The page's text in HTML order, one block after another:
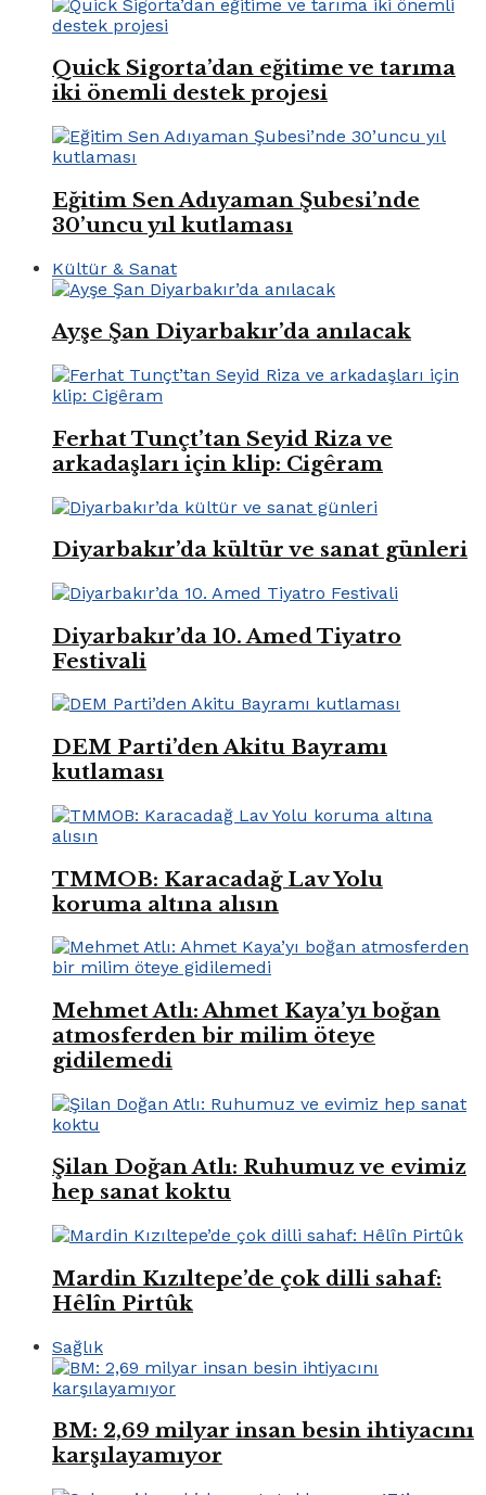
Quick Sigorta’dan eğitime ve tarıma
iki önemli destek projesi
Eğitim Sen Adıyaman Şubesi’nde
30’uncu yıl kutlaması
Kültür & Sanat
Ayşe Şan Diyarbakır’da anılacak
Ferhat Tunçt’tan Seyid Riza ve
arkadaşları için klip: Cigêram
Diyarbakır’da kültür ve sanat günleri
Diyarbakır’da 10. Amed Tiyatro
Festivali
DEM Parti’den Akitu Bayramı
kutlaması
TMMOB: Karacadağ Lav Yolu
koruma altına alısın
Mehmet Atlı: Ahmet Kaya’yı boğan
atmosferden bir milim öteye
gidilemedi
Şilan Doğan Atlı: Ruhumuz ve evimiz
hep sanat koktu
Mardin Kızıltepe’de çok dilli sahaf:
Hêlîn Pirtûk
Sağlık
BM: 2,69 milyar insan besin ihtiyacını
karşılayamıyor